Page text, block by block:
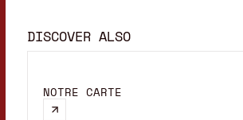
DISCOVER ALSO
NOTRE CARTE